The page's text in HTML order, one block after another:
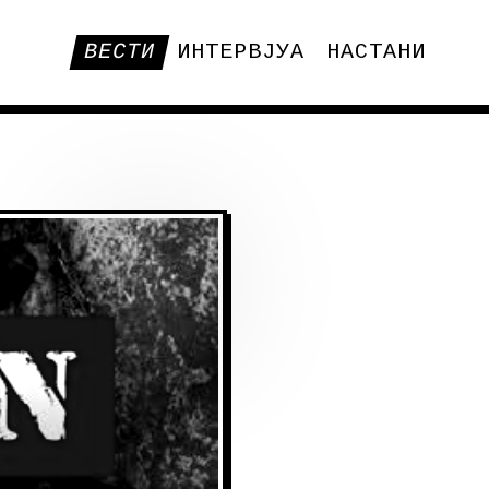
ВЕСТИ ИНТЕРВЈУА НАСТАНИ